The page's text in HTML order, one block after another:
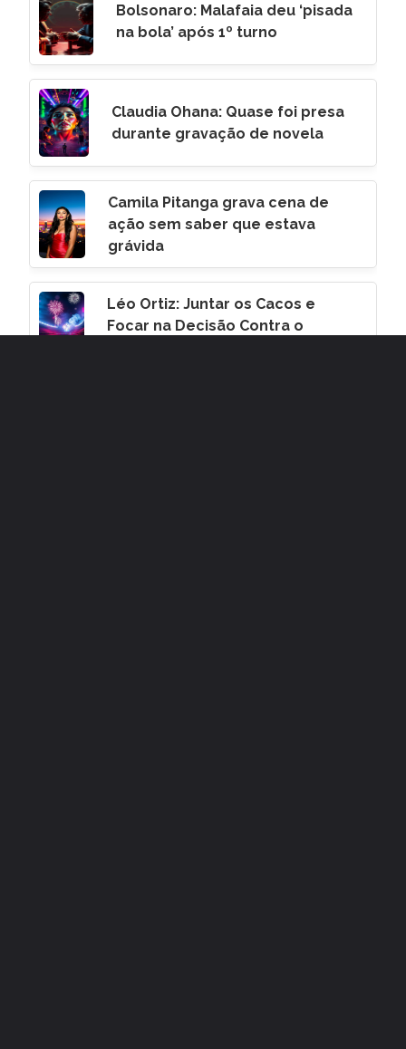
Bolsonaro: Malafaia deu ‘pisada
na bola’ após 1º turno
Claudia Ohana: Quase foi presa
durante gravação de novela
Camila Pitanga grava cena de
ação sem saber que estava
grávida
Léo Ortiz: Juntar os Cacos e
Focar na Decisão Contra o